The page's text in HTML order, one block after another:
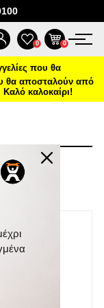
0 0
που θα
θα αποσταλούν από
καλοκαίρι!